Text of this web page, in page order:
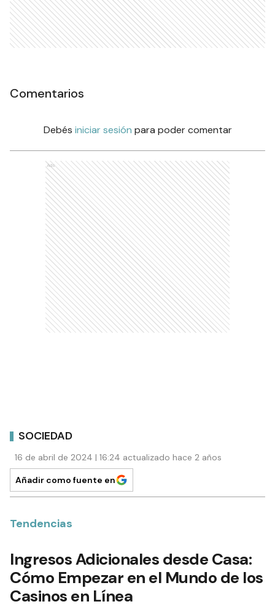
Comentarios
Debés iniciar sesión para poder comentar
Ads
SOCIEDAD
16 de abril de 2024 | 16:24 actualizado hace 2 años
Añadir como fuente en
Tendencias
Ingresos Adicionales desde Casa:
Cómo Empezar en el Mundo de los
Casinos en Línea